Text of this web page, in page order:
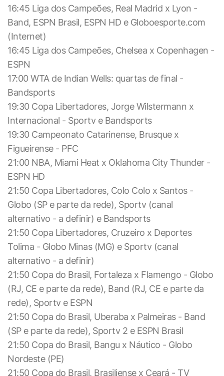
16:45 Liga dos Campeões, Real Madrid x Lyon -
Band, ESPN Brasil, ESPN HD e Globoesporte.com
(Internet)
16:45 Liga dos Campeões, Chelsea x Copenhagen -
ESPN
17:00 WTA de Indian Wells: quartas de final -
Bandsports
19:30 Copa Libertadores, Jorge Wilstermann x
Internacional - Sportv e Bandsports
19:30 Campeonato Catarinense, Brusque x
Figueirense - PFC
21:00 NBA, Miami Heat x Oklahoma City Thunder -
ESPN HD
21:50 Copa Libertadores, Colo Colo x Santos -
Globo (SP e parte da rede), Sportv (canal
alternativo - a definir) e Bandsports
21:50 Copa Libertadores, Cruzeiro x Deportes
Tolima - Globo Minas (MG) e Sportv (canal
alternativo - a definir)
21:50 Copa do Brasil, Fortaleza x Flamengo - Globo
(RJ, CE e parte da rede), Band (RJ, CE e parte da
rede), Sportv e ESPN
21:50 Copa do Brasil, Uberaba x Palmeiras - Band
(SP e parte da rede), Sportv 2 e ESPN Brasil
21:50 Copa do Brasil, Bangu x Náutico - Globo
Nordeste (PE)
21:50 Copa do Brasil, Brasiliense x Ceará - TV